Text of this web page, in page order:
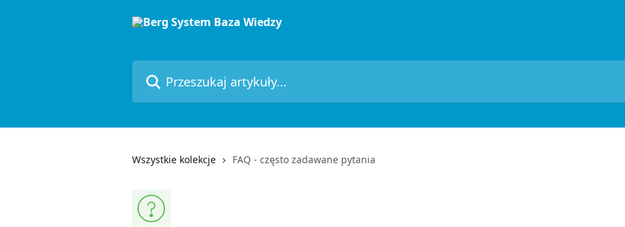
Wszystkie kolekcje FAQ - często zadawane pytania